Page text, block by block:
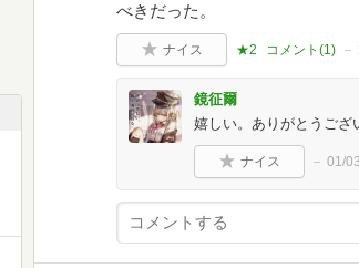
べきだった。
ナイス ★2 コメント(1)
鏡征爾
嬉しい。ありがとうござ
ナイス 01/